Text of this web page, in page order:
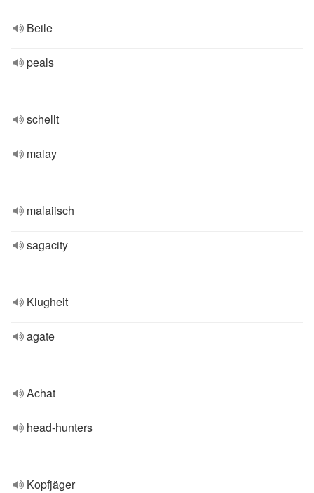
Beile
peals
schellt
malay
malaiisch
sagacity
Klugheit
agate
Achat
head-hunters
Kopfjäger